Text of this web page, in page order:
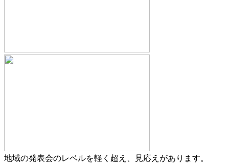
地域の発表会のレベルを軽く超え、見応えがあります。